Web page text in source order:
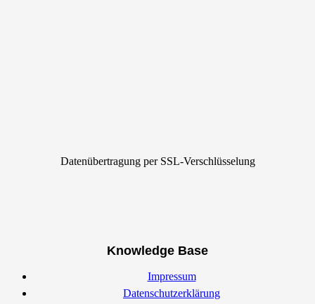
Datenübertragung per SSL-Verschlüsselung
Knowledge Base
Impressum
Datenschutzerklärung